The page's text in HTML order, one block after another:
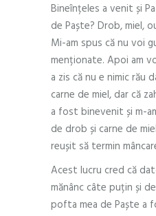
Bineînțeles a venit și
de Paște? Drob, miel,
Mi-am spus că nu voi
menționate. Apoi am
a zis că nu e nimic rău
carne de miel, dar că
a fost binevenit și m-
de drob și carne de
reușit să termin
Acest lucru cred că
mănânc câte puțin și
pofta mea de Paște a